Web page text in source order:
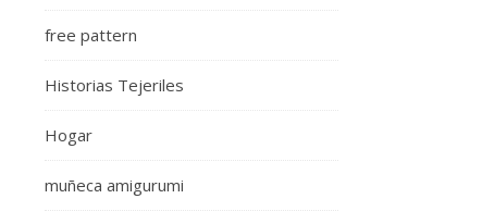
free pattern
Historias Tejeriles
Hogar
muñeca amigurumi